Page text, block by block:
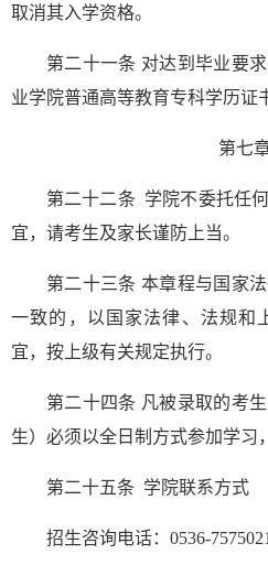
取消其入学资格。
第二十一条 对达到毕业要
业学院普通高等教育专科学历证
第七
第二十二条 学院不委托任
宜，请考生及家长谨防上当。
第二十三条 本章程与国家
一致的，以国家法律、法规和
宜，按上级有关规定执行。
第二十四条 凡被录取的考
生）必须以全日制方式参加学习
第二十五条 学院联系方式
招生咨询电话：0536-7575021